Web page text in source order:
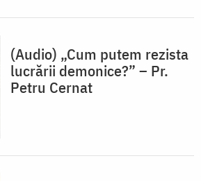
(Audio) „Cum putem rezista
lucrării demonice?” – Pr.
Petru Cernat